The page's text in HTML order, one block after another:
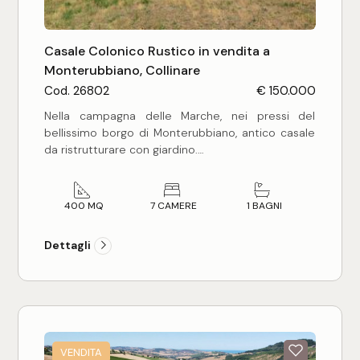
Casale Colonico Rustico in vendita a
Monterubbiano, Collinare
Cod. 26802 € 150.000
Nella campagna delle Marche, nei pressi del
bellissimo borgo di Monterubbiano, antico casale
da ristrutturare con giardino.
La proprietà è composta da un fabbricato
principale ed un suo ampliamento attiguo,
Questa particolare conformazione, rende l'edificio
nel suo complesso davvero particolare e unico e
Difatti anche le notevoli dimensioni (circa 400
abitazione indipendenti.
Sicuramente il fabbricato potrebbe anche essere
400 MQ 7 CAMERE 1 BAGNI
Dettagli
VENDITA
5+
Camere
Qualsiasi